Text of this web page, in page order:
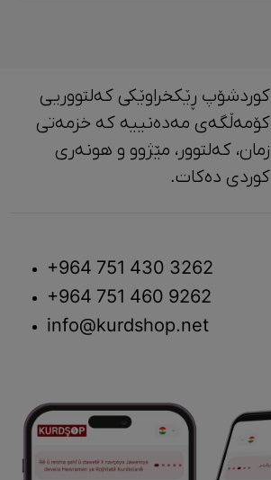
کوردشۆپ ڕێکخراوێکی کەلتووریی
کۆمەڵگەی مەدەنییە کە خزمەتی
زمان، کەلتوور، مێژوو و ‎هونەری
کوردی دەکات.
+964 751 430 3262
+964 751 460 9262
info@kurdshop.net